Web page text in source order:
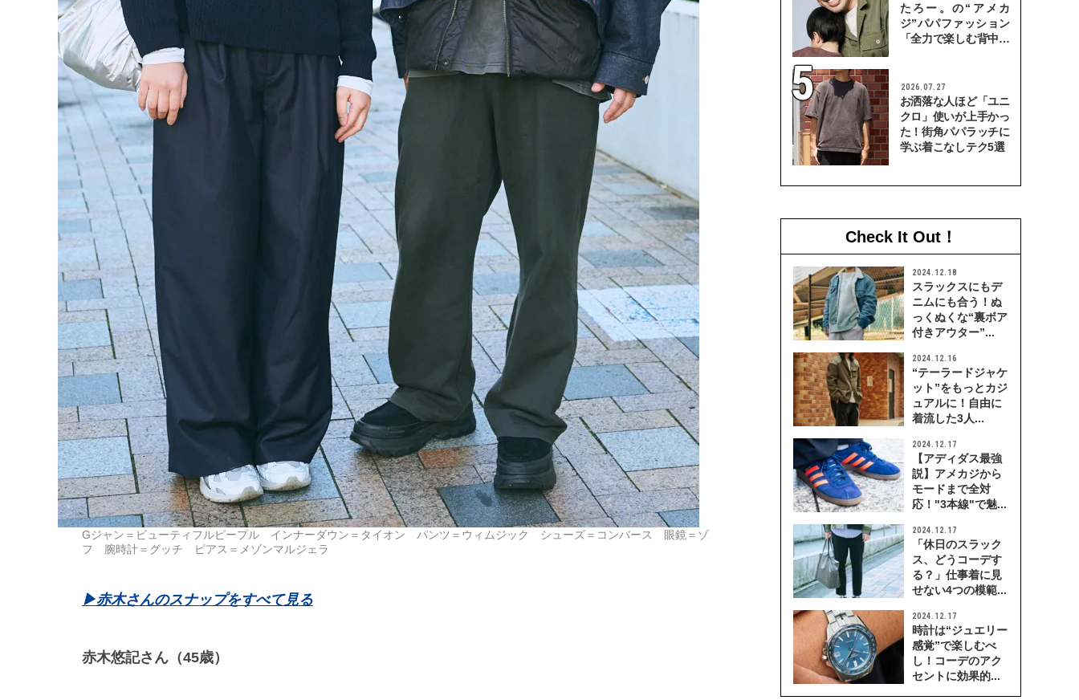
Gジャン＝ビューティフルピープル インナーダウン＝タイオン パンツ＝ウィムジック シューズ＝コンバース 眼鏡＝ゾ
フ 腕時計＝グッチ ピアス＝メゾンマルジェラ
▶︎赤木さんのスナップをすべて見る
赤木悠記さん（45歳）
たろー。の“アメカ
ジ”パパファッション
「全力で楽しむ背中を
2026.07.27
お洒落な人ほど「ユニ
クロ」使いが上手かっ
た！街角パパラッチに
学ぶ着こなしテク5選
Check It Out！
2024.12.18
スラックスにもデ
ニムにも合う！ぬ
っくぬくな“裏ボア
付きアウター”...
2024.12.16
“テーラードジャケ
ット”をもっとカジ
ュアルに！自由に
着流した3人...
2024.12.17
【アディダス最強
説】アメカジから
モードまで全対
応！"3本線"で魅...
2024.12.17
「休日のスラック
ス、どうコーデす
る？」仕事着に見
せない4つの模範...
2024.12.17
時計は“ジュエリー
感覚”で楽しむべ
し！コーデのアク
セントに効果的...